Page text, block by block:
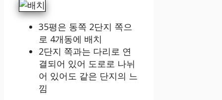
35평은 동쪽 2단지 쪽으
로 4개동에 배치
2단지 쪽과는 다리로 연
결되어 있어 도로로 나뉘
어 있어도 같은 단지의 느
낌